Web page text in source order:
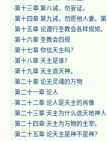
·第十三章 第八诫，勿妄证。
·第十四章 第九诫，勿愿他人妻。第
·第十五章 论遵行圣教会各样规矩。
·第十六章 圣教会四规
·第十七章 你信天主吗？
·第十八章 天主是谁？
·第十九章 天主造天神。
·第二十章 论无灵魂的万物
·第二十一章 论人
·第二十二章 论人是天主的肖像
·第二十三章 天主为什么造天地神人
·第二十四章 天主为万物的主宰。
·第二十五章 论天主是神不是神？